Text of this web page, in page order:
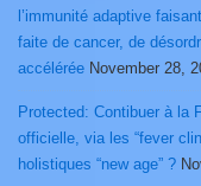
l’immunité adaptive
faite de cancer, de
accélérée November 28,
Protected: Contibuer à la
officielle, via les “fever
holistiques “new age” ?